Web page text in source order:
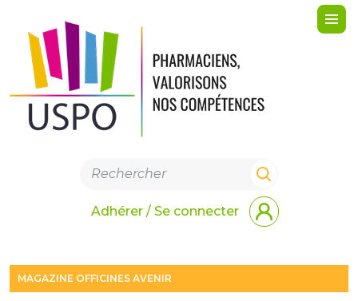
Adhérer / Se connecter
MAGAZINE OFFICINES AVENIR